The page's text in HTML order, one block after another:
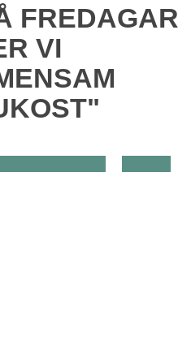
FREDAGAR
VI